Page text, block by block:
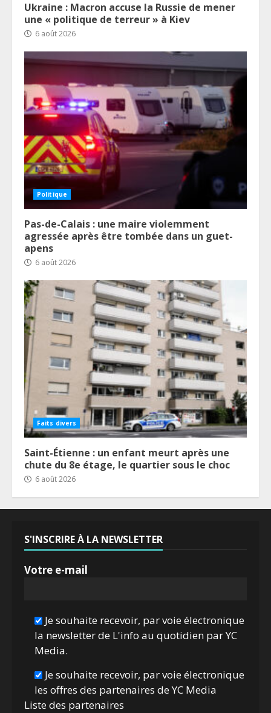
Ukraine : Macron accuse la Russie de mener
une « politique de terreur » à Kiev
6 août 2026
Politique
Pas-de-Calais : une maire violemment
agressée après être tombée dans un guet-
apens
6 août 2026
Faits divers
Saint-Étienne : un enfant meurt après une
chute du 8e étage, le quartier sous le choc
6 août 2026
S'INSCRIRE À LA NEWSLETTER
Votre e-mail
Je souhaite recevoir, par voie électronique
la newsletter de L'info au quotidien par YC
Media.
Je souhaite recevoir, par voie électronique
les offres des partenaires de YC Media
Liste des partenaires